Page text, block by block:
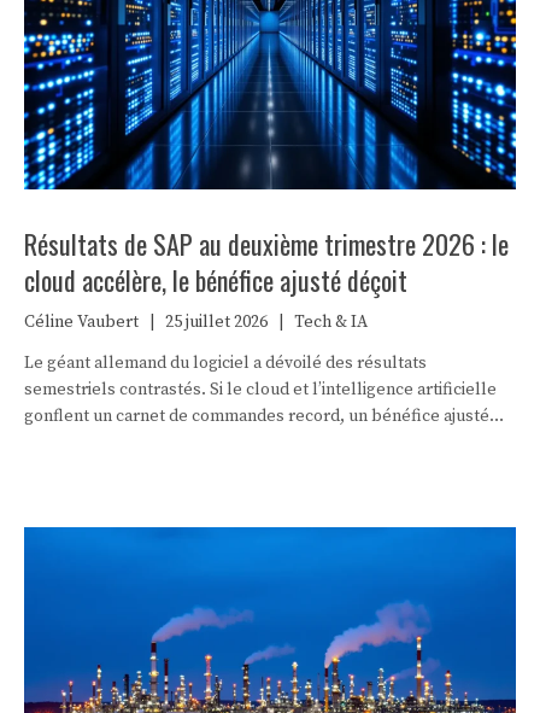
Résultats de SAP au deuxième trimestre 2026 : le
cloud accélère, le bénéfice ajusté déçoit
Céline Vaubert 25 juillet 2026
Tech & IA
Le géant allemand du logiciel a dévoilé des résultats
semestriels contrastés. Si le cloud et l’intelligence artificielle
gonflent un carnet de commandes record, un bénéfice ajusté